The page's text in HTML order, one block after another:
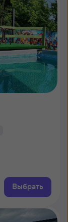
Выбрать